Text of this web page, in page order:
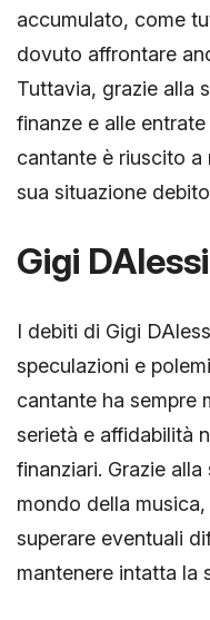
accumulato, come
dovuto affrontare
Tuttavia, grazie alla
finanze e alle
cantante è riuscito
sua situazione
Gigi
I debiti di Gigi
speculazioni e
cantante ha sempre
serietà e affidabilità
finanziari. Grazie
mondo della
superare eventuali
mantenere intatta la